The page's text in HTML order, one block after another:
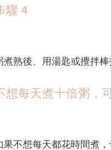
驟 4
煮熟後、用湯匙或攪拌
想每天煮十倍粥，
果不想每天都花時間煮